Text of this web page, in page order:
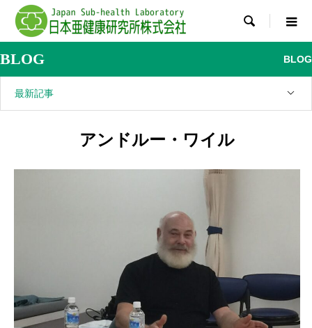

BLOG BLOG
最新記事
アンドルー・ワイル